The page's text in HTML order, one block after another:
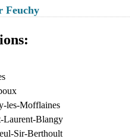
Feuchy
les-Mofflaines
Laurent-Blangy
Sir-Berthoult